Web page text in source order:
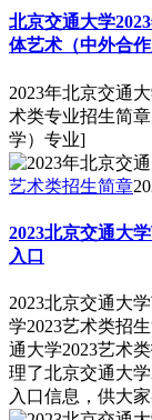
北京交通大学
体艺术（中外合
2023年北京交通
术类专业招生简
学）专业]
艺术类招生简章
2023北京交通大
入口
2023北京交通大
学2023艺术类招
通大学2023艺术
理了北京交通大
入口信息，供大家